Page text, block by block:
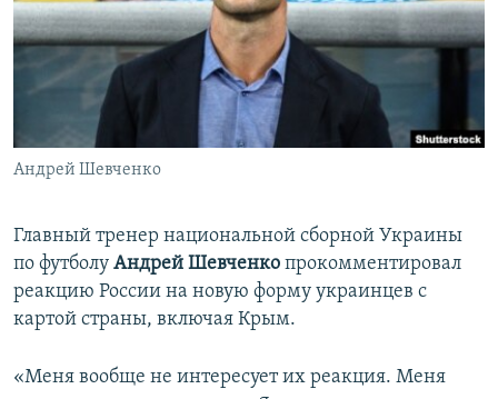
ПОБЕДИТЕЛЕЙ НЕ СУДЯТ?
КРЫМ.НЕПОКОРЕННЫЙ
УКРАИНСКАЯ ПРОБЛЕМА КРЫМА
ПРИСОЕДИНЯЙТЕСЬ!
Все сайты RFE/RL
Андрей Шевченко
Главный тренер национальной сборной Украины
по футболу Андрей Шевченко прокомментировал
реакцию России на новую форму украинцев с
картой страны, включая Крым.
«Меня вообще не интересует их реакция. Меня